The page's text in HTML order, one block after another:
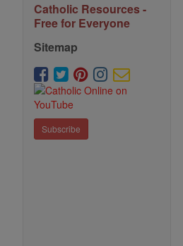
Catholic Resources -
Free for Everyone
Sitemap
Subscribe